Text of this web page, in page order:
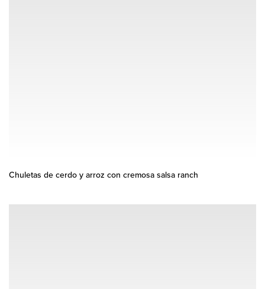
Chuletas de cerdo y arroz con cremosa salsa ranch